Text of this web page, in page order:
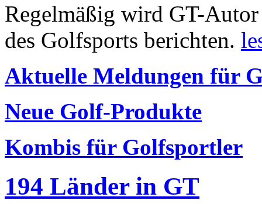
Regelmäßig wird GT-
des Golfsports berichten.
Aktuelle Meldungen für
Neue Golf-Produkte
Kombis für Golfsportler
194 Länder in GT